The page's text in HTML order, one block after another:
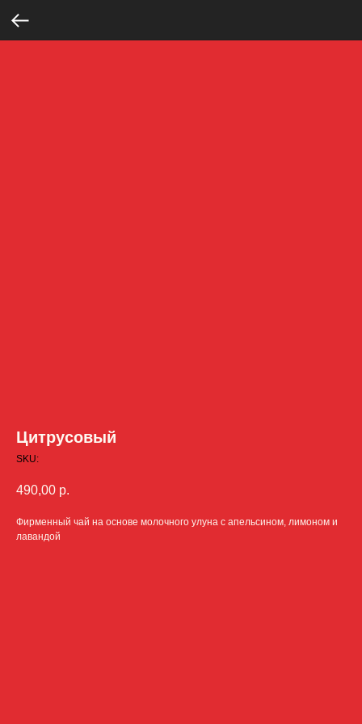
Цитрусовый
SKU:
490,00 р.
Фирменный чай на основе молочного улуна с апельсином, лимоном и
лавандой